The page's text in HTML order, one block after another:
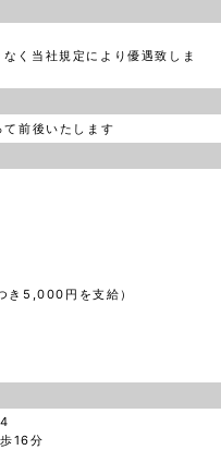
く当社規定により優遇致しま
前後いたします
き5,000円を支給）
16分